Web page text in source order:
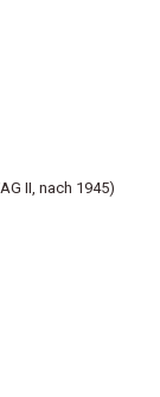
II, nach 1945)